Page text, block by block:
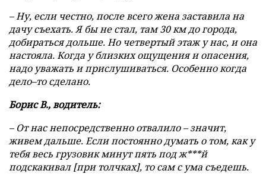
– Ну, если честно, после всего жена заставила на
дачу съехать. Я бы не стал, там 30 км до города,
добираться дольше. Но четвертый этаж у нас, и она
настояла. Когда у близких ощущения и опасения,
надо уважать и прислушиваться. Особенно когда
дело–то сделано.
Борис В., водитель:
– От нас непосредственно отвалило – значит,
живем дальше. Если постоянно думать о том, как у
тебя весь грузовик минут пять под ж***й
подскакивал [при толчках], то сам с ума съедешь.